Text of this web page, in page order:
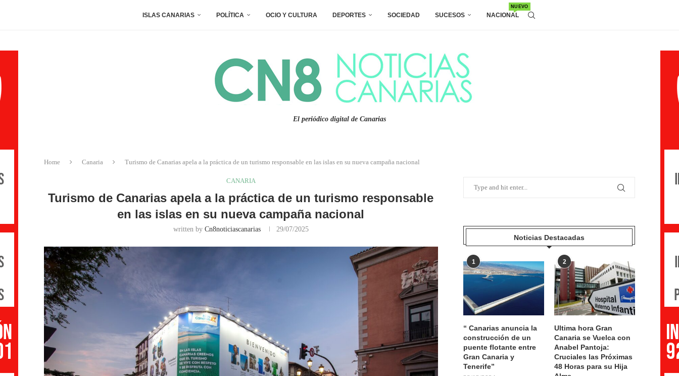
ISLAS CANARIAS POLÍTICA OCIO Y CULTURA DEPORTES SOCIEDAD SUCESOS NACIONAL
NUEVO
El periódico digital de Canarias
Home Canaria Turismo de Canarias apela a la práctica de un turismo responsable en las islas en su nueva campaña nacional
CANARIA
Turismo de Canarias apela a la práctica de un turismo responsable
en las islas en su nueva campaña nacional
written by Cn8noticiascanarias 29/07/2025
Noticias Destacadas
1
“ Canarias anuncia la
construcción de un
puente flotante entre
Gran Canaria y
Tenerife”
2
Ultima hora Gran
Canaria se Vuelca con
Anabel Pantoja:
Cruciales las Próximas
48 Horas para su Hija